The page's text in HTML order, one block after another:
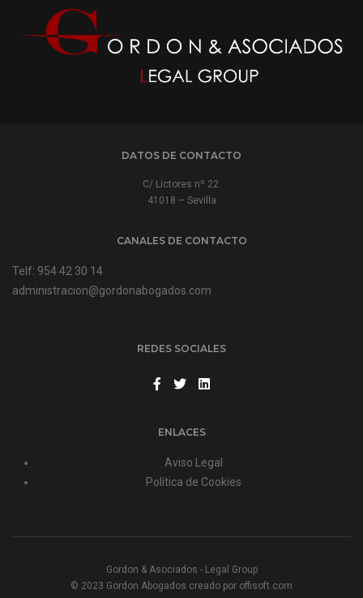
DATOS DE CONTACTO
C/ Lictores nº 22.
41018 – Sevilla
CANALES DE CONTACTO
Telf: 954 42 30 14
administracion@gordonabogados.com
REDES SOCIALES
ENLACES
Aviso Legal
Política de Cookies
Gordon & Asociados - Legal Group
© 2023 Gordon Abogados creado por offisoft.com